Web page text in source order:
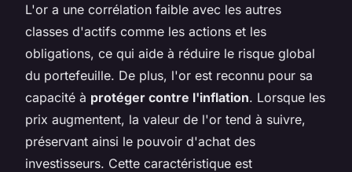
L'or a une corrélation faible avec les autres
classes d'actifs comme les actions et les
obligations, ce qui aide à réduire le risque global
du portefeuille. De plus, l'or est reconnu pour sa
capacité à protéger contre l'inflation. Lorsque les
prix augmentent, la valeur de l'or tend à suivre,
préservant ainsi le pouvoir d'achat des
investisseurs. Cette caractéristique est